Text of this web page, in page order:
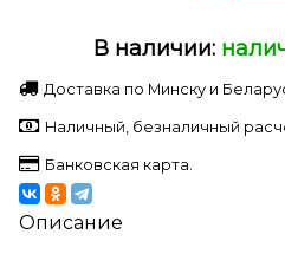
В наличии:
Доставка по Минску и
Наличный, безналичный
Банковская карта.
Описание